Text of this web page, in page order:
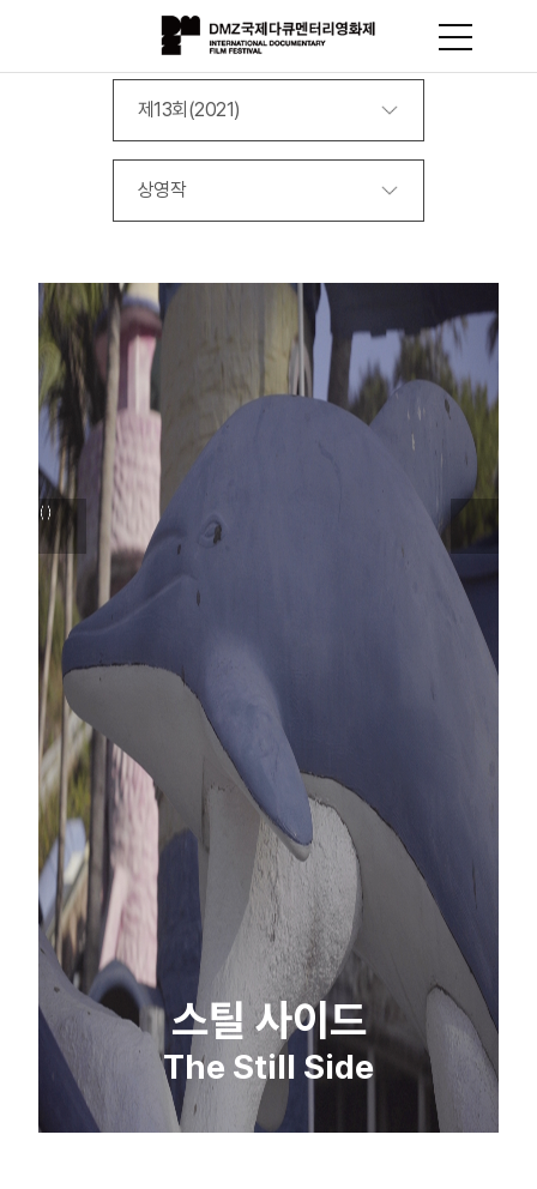
제13회(2021)
상영작
스틸 사이드
The Still Side